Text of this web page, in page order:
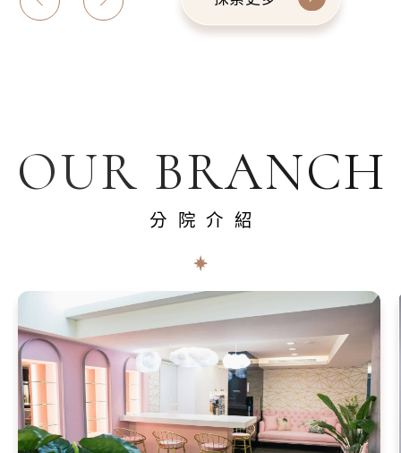
OUR BRANCH
分院介紹